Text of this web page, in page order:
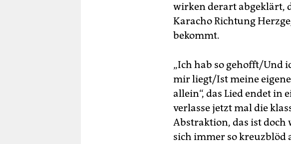
wirken derart abgeklärt,
Karacho Richtung
bekommt.
„Ich hab so gehofft/Und
mir liegt/Ist meine eigene
allein“, das Lied endet in
verlasse jetzt mal die
Abstraktion, das ist doch
sich immer so kreuzblöd